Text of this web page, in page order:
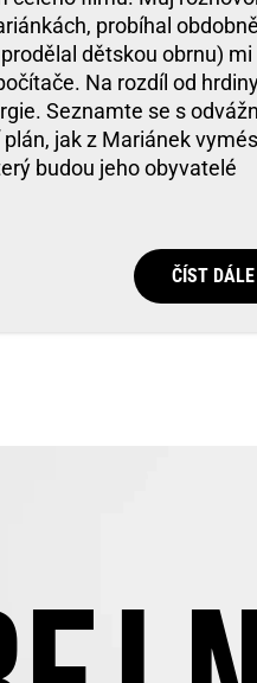
probíhal
dětskou obrnu) mi
Na rozdíl od
Seznamte se s
jak z Mariánek
budou jeho obyvatelé
ČÍST DÁLE